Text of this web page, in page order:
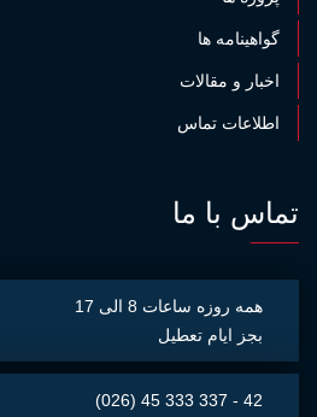
گواهینامه ها
اخبار و مقالات
اطلاعات تماس
تماس با ما
همه روزه ساعات 8 الی 17
بجز ایام تعطیل
(026) 45 333 337 - 42